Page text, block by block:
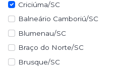
Criciúma/SC
Balneário Camboriú/SC
Blumenau/SC
Braço do Norte/SC
Brusque/SC